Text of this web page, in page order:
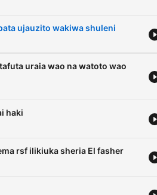
ujauzito wakiwa shuleni
uraia wao na watoto wao
haki
rsf ilikiuka sheria El fasher